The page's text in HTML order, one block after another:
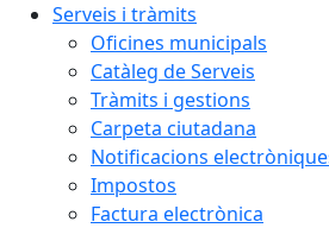
Serveis i tràmits
Oficines municipals
Catàleg de Serveis
Tràmits i gestions
Carpeta ciutadana
Notificacions
Impostos
Factura electrònica